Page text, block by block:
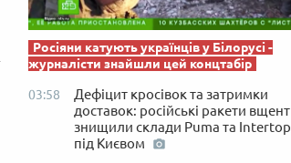
Росіяни катують українців у Білорусі -
журналісти знайшли цей концтабір
03:58
Дефіцит кросівок та затримки
доставок: російські ракети вщент
знищили склади Puma та Intertop
під Києвом